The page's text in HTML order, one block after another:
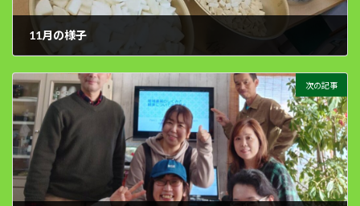
11月の様子
次の記事